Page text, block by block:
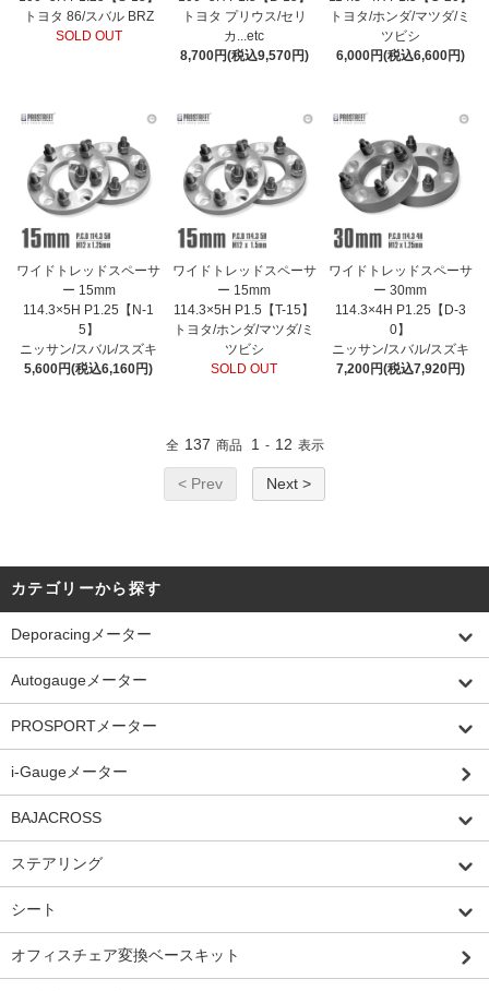
トヨタ 86/スバル BRZ
SOLD OUT
トヨタ プリウス/セリ
カ...etc
8,700円(税込9,570円)
トヨタ/ホンダ/マツダ/ミ
ツビシ
6,000円(税込6,600円)
ワイドトレッドスペーサ
ー 15mm
114.3×5H P1.25【N-1
5】
ニッサン/スバル/スズキ
5,600円(税込6,160円)
ワイドトレッドスペーサ
ー 15mm
114.3×5H P1.5【T-15】
トヨタ/ホンダ/マツダ/ミ
ツビシ
SOLD OUT
ワイドトレッドスペーサ
ー 30mm
114.3×4H P1.25【D-3
0】
ニッサン/スバル/スズキ
7,200円(税込7,920円)
全 137 商品 1 - 12 表示
< Prev Next >
カテゴリーから探す
Deporacingメーター
Autogaugeメーター
PROSPORTメーター
i-Gaugeメーター
BAJACROSS
ステアリング
シート
オフィスチェア変換ベースキット